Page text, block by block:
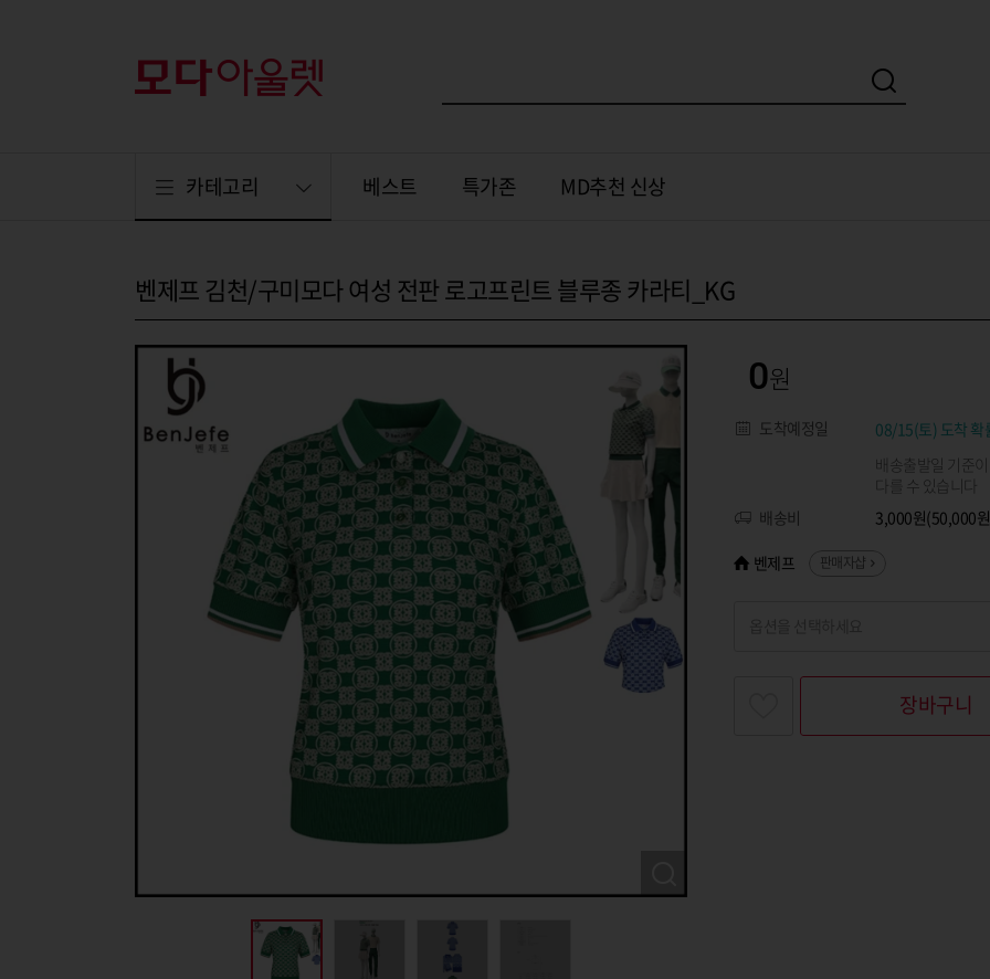
카테고리 베스트 특가존 MD추천 신상
벤제프 김천/구미모다 여성 전판 로고프린트 블루종 카라티_KG
0
도착예정일
08/15(토) 도착 확
배송출발일 기준
다를 수 있습니다
배송비
3,000원(50,000
벤제프 판매자샵
찾고싶은 옵션명을 입력해 주세요
장바구니